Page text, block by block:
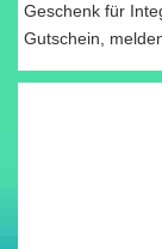
Geschenk für
Gutschein,